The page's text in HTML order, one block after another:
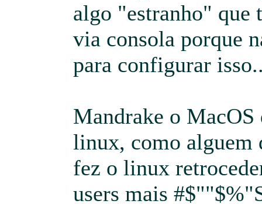
algo "estranho" que
via consola porque
para configurar
Mandrake o MacOS
linux, como alguem
fez o linux
users mais